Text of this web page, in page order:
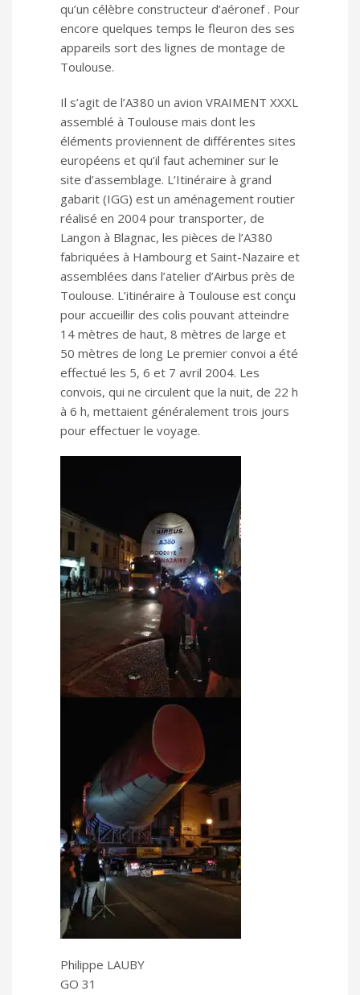
qu’un célèbre constructeur d’aéronef . Pour
encore quelques temps le fleuron des ses
appareils sort des lignes de montage de
Toulouse.
Il s’agit de l’A380 un avion VRAIMENT XXXL
assemblé à Toulouse mais dont les
éléments proviennent de différentes sites
européens et qu’il faut acheminer sur le
site d’assemblage. L’Itinéraire à grand
gabarit (IGG) est un aménagement routier
réalisé en 2004 pour transporter, de
Langon à Blagnac, les pièces de l’A380
fabriquées à Hambourg et Saint-Nazaire et
assemblées dans l’atelier d’Airbus près de
Toulouse. L’itinéraire à Toulouse est conçu
pour accueillir des colis pouvant atteindre
14 mètres de haut, 8 mètres de large et
50 mètres de long Le premier convoi a été
effectué les 5, 6 et 7 avril 2004. Les
convois, qui ne circulent que la nuit, de 22 h
à 6 h, mettaient généralement trois jours
pour effectuer le voyage.
Philippe LAUBY
GO 31